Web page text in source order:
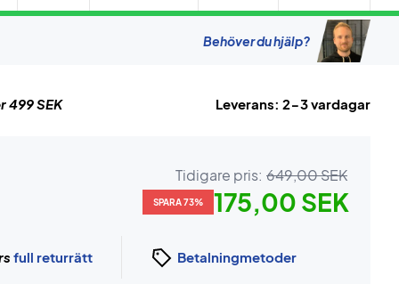
Behöver du hjälp?
499 SEK Leverans: 2-3 vardagar
Tidigare pris: 649,00 SEK
SPARA 73% 175,00 SEK
full returrätt Betalningmetoder